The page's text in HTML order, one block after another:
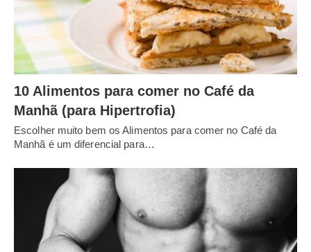
10 Alimentos para comer no Café da
Manhã (para Hipertrofia)
Escolher muito bem os Alimentos para comer no Café da
Manhã é um diferencial para…